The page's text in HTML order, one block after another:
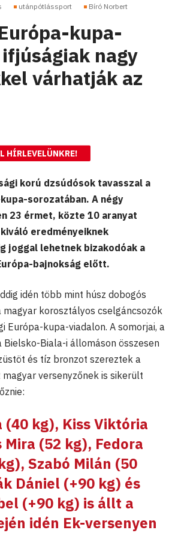
utánpótlássport Bíró Norbert
kupa-
nagy
várhatják az
HÍRLEVELÜNKRE!
korú dzsúdósok tavasszal a
sorozatában. A négy
23 érmet, közte 10 aranyat
eredményeiknek
joggal lehetnek bizakodóak a
bajnokság előtt.
idén több mint húsz dobogós
korosztályos cselgáncsozók
Európa-kupa-viadalon. A somorjai, a
Bielsko-Biala-i állomáson összesen
és tíz bronzot szereztek a
magyar versenyzőnek is sikerült
(40 kg), Kiss Viktória
Mira (52 kg), Fedora
Szabó Milán (50
Dániel (+90 kg) és
(+90 kg) is állt a
idén Ek-versenyen